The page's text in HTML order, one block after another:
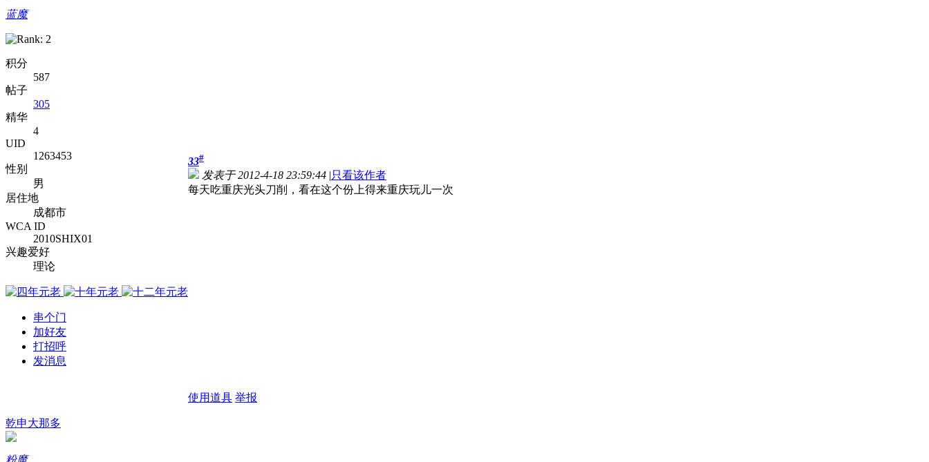
蓝魔
积分
587
帖子
305
精华
4
UID
1263453
性别
男
居住地
成都市
WCA ID
2010SHIX01
兴趣爱好
理论
串个门
加好友
打招呼
发消息
33#
发表于 2012-4-18 23:59:44 |只看该作者
每天吃重庆光头刀削，看在这个份上得来重庆玩儿一次
使用道具 举报
乾申大那多
粉魔